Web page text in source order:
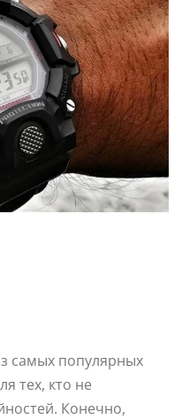
самых популярных
тех, кто не
Конечно,